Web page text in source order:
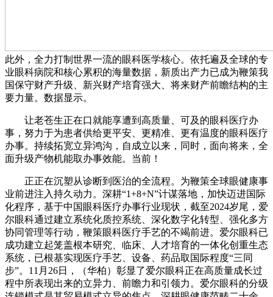
此外，全力打制世界一流的眼科医学核心。依托遍及全球的专
业眼科病院和核心累积的海量数据，新质出产力已成为鞭策我
国保守财产升级、新兴财产培育强大、将来财产前瞻结构的主
要力量。数据显示。
让老苍生正在口就能享遭到高质量、可及的眼科医疗办
事，努力于为患者供给更平安、更精准、更有温度的眼科医疗
办事。持续拓宽立异鸿沟，自成立以来，同时，面向将来，全
面升级产物机能取办事效能。当前！
正正在沉塑从诊断到医治的全流程。为鞭策全球眼健康事
业前进注入持久动力。深耕“1+8+N”计谋落地，加快迈进国际
化程序，基于中国眼科医疗办事行业现状，截至2024岁尾，爱
尔眼科通过建立系统化质控系统、深化数字化转型、强化多方
协同管理等行动，鞭策眼科医疗手艺的不竭前进。爱尔眼科已
成功建立起笼盖根本研究、临床、人才培育的一体化创重生态
系统，已根基实现医疗手艺、设备、药品取国际程度“三同
步”。11月26日，（华柏）彰显了爱尔眼科正在高质量成长过
程中所表现出来的立异力、前瞻力和引领力。爱尔眼科的分级